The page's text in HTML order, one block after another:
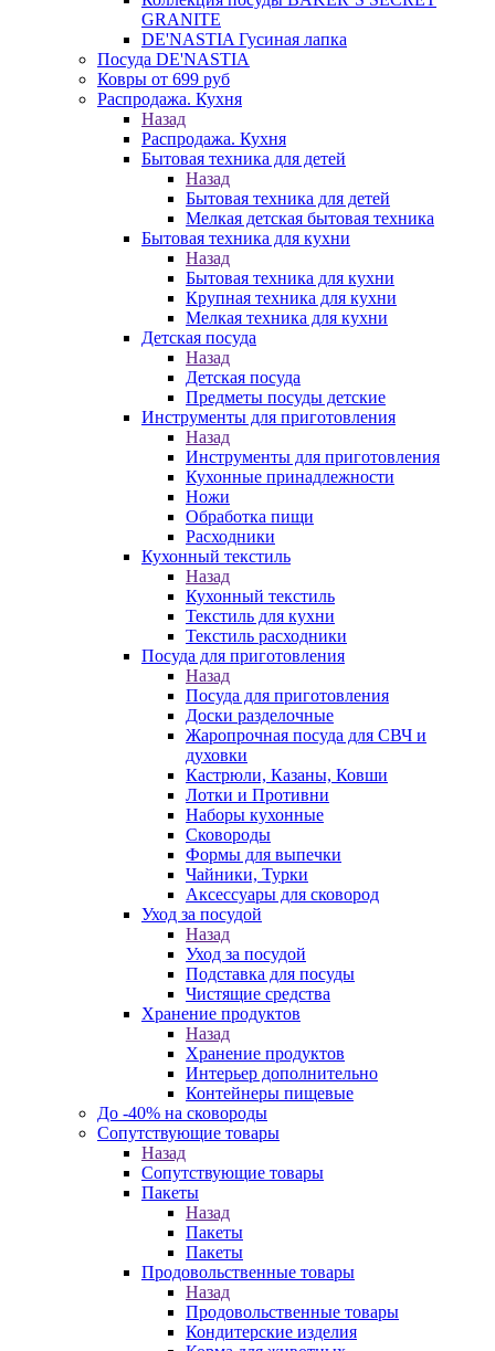
GRANITE
DE'NASTIA Гусиная лапка
Посуда DE'NASTIA
Ковры от 699 руб
Распродажа. Кухня
Назад
Распродажа. Кухня
Бытовая техника для детей
Назад
Бытовая техника для детей
Мелкая детская бытовая техника
Бытовая техника для кухни
Назад
Бытовая техника для кухни
Крупная техника для кухни
Мелкая техника для кухни
Детская посуда
Назад
Детская посуда
Предметы посуды детские
Инструменты для приготовления
Назад
Инструменты для приготовления
Кухонные принадлежности
Ножи
Обработка пищи
Расходники
Кухонный текстиль
Назад
Кухонный текстиль
Текстиль для кухни
Текстиль расходники
Посуда для приготовления
Назад
Посуда для приготовления
Доски разделочные
Жаропрочная посуда для СВЧ и
духовки
Кастрюли, Казаны, Ковши
Лотки и Противни
Наборы кухонные
Сковороды
Формы для выпечки
Чайники, Турки
Аксессуары для сковород
Уход за посудой
Назад
Уход за посудой
Подставка для посуды
Чистящие средства
Хранение продуктов
Назад
Хранение продуктов
Интерьер дополнительно
Контейнеры пищевые
До -40% на сковороды
Сопутствующие товары
Назад
Сопутствующие товары
Пакеты
Назад
Пакеты
Пакеты
Продовольственные товары
Назад
Продовольственные товары
Кондитерские изделия